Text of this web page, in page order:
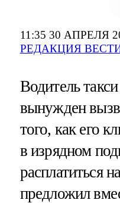
11:35 30 АПРЕЛЯ
РЕДАКЦИЯ
Водитель
вынужден
того, как его
в изрядном
расплатиться
предложил